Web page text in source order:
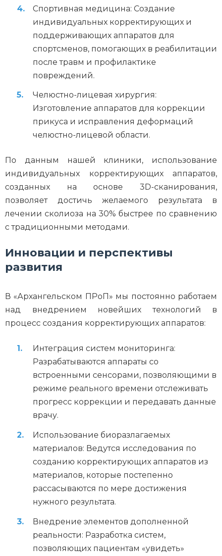
Спортивная медицина: Создание
индивидуальных корректирующих и
поддерживающих аппаратов для
спортсменов, помогающих в реабилитации
после травм и профилактике
повреждений.
Челюстно-лицевая хирургия:
Изготовление аппаратов для коррекции
прикуса и исправления деформаций
челюстно-лицевой области.
По данным нашей клиники, использование
индивидуальных корректирующих аппаратов,
созданных на основе 3D-сканирования,
позволяет достичь желаемого результата в
лечении сколиоза на 30% быстрее по сравнению
с традиционными методами.
Инновации и перспективы
развития
В «Архангельском ПРоП» мы постоянно работаем
над внедрением новейших технологий в
процесс создания корректирующих аппаратов:
Интеграция систем мониторинга:
Разрабатываются аппараты со
встроенными сенсорами, позволяющими в
режиме реального времени отслеживать
прогресс коррекции и передавать данные
врачу.
Использование биоразлагаемых
материалов: Ведутся исследования по
созданию корректирующих аппаратов из
материалов, которые постепенно
рассасываются по мере достижения
нужного результата.
Внедрение элементов дополненной
реальности: Разработка систем,
позволяющих пациентам «увидеть»